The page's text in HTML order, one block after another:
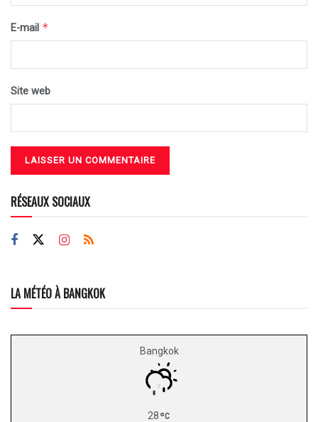
E-mail *
Site web
RÉSEAUX SOCIAUX
LA MÉTÉO À BANGKOK
Bangkok
28